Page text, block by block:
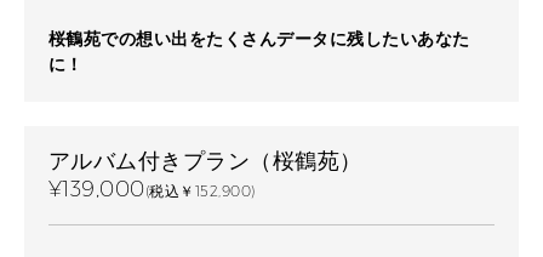
桜鶴苑での想い出をたくさんデータに残したいあなた
に！
アルバム付きプラン（桜鶴苑）
¥139,000(税込￥152,900)